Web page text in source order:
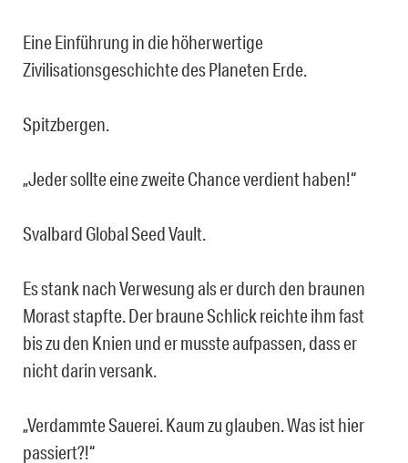
Eine Einführung in die höherwertige
Zivilisationsgeschichte des Planeten Erde.
Spitzbergen.
„Jeder sollte eine zweite Chance verdient haben!“
Svalbard Global Seed Vault.
Es stank nach Verwesung als er durch den braunen
Morast stapfte. Der braune Schlick reichte ihm fast
bis zu den Knien und er musste aufpassen, dass er
nicht darin versank.
„Verdammte Sauerei. Kaum zu glauben. Was ist hier
passiert?!“